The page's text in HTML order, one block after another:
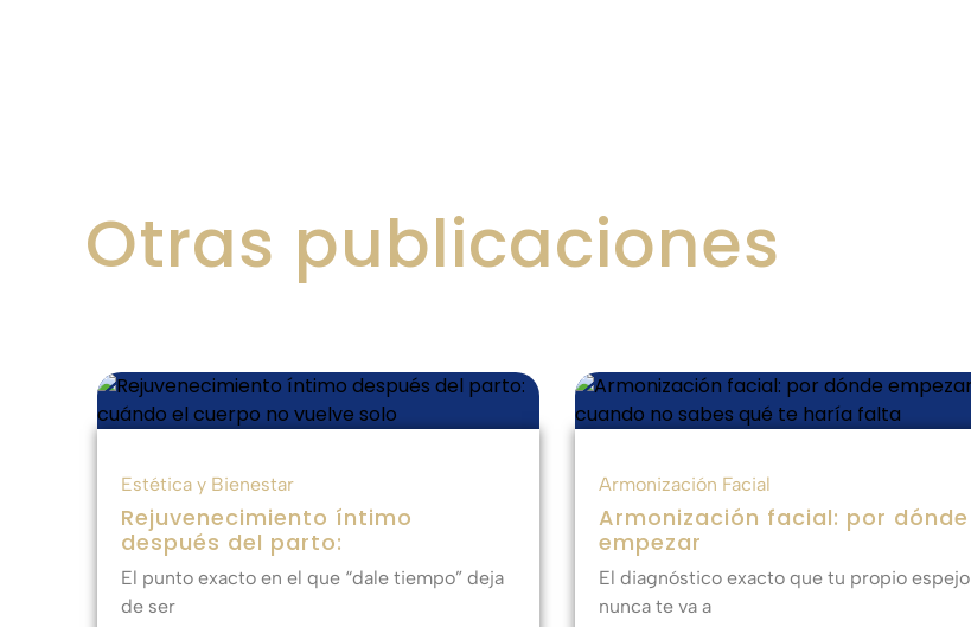
Otras publicaciones
Estética y Bienestar
Rejuvenecimiento íntimo
después del parto:
El punto exacto en el que “dale tiempo” deja
de ser
Armonización Facial
Armonización facial: por dónde
empezar
El diagnóstico exacto que tu propio espejo
nunca te va a